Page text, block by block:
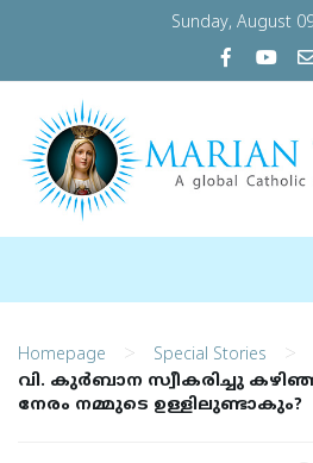
Sunday, August
Homepage > Special Stories >
വി. കുര്‍ബാന സ്വീകരിച്ചു
നേരം നമ്മുടെ ഉള്ളിലുണ്ടാകും?